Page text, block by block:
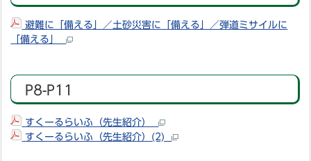
避難に「備える」／土砂災害に「備える」／弾道ミサイルに
「備える」
P8-P11
すくーるらいふ（先生紹介）
すくーるらいふ（先生紹介）(2)